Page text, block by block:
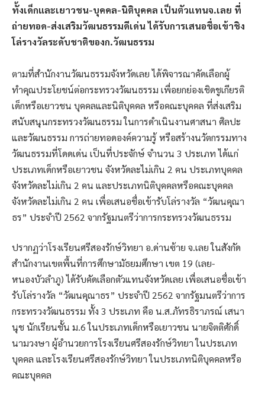
ทั้งเด็กและเยาวชน-บุคคล-นิติบุคคล เป็นตัวแทนจ.เลย ที่
ถ่ายทอด-ส่งเสริมวัฒนธรรมดีเด่น ได้รับการเสนอชื่อเข้าชิง
โล่รางวัลระดับชาติของก.วัฒนธรรม
ตามที่สำนักงานวัฒนธรรมจังหวัดเลย ได้พิจารณาคัดเลือกผู้
ทำคุณประโยชน์ต่อกระทรวงวัฒนธรรม เพื่อยกย่องเชิดชูเกียรติ
เด็กหรือเยาวชน บุคคลและนิติบุคคล หรือคณะบุคคล ที่ส่งเสริม
สนับสนุนกระทรวงวัฒนธรรม ในการดำเนินงานศาสนา ศิลปะ
และวัฒนธรรม การถ่ายทอดองค์ความรู้ หรือสร้างนวัตกรรมทาง
วัฒนธรรมที่โดดเด่น เป็นที่ประจักษ์ จำนวน 3 ประเภท ได้แก่
ประเภทเด็กหรือเยาวชน จังหวัดละไม่เกิน 2 คน ประเภทบุคคล
จังหวัดละไม่เกิน 2 คน และประเภทนิติบุคคลหรือคณะบุคคล
จังหวัดละไม่เกิน 2 คน เพื่อเสนอชื่อเข้ารับโล่รางวัล “วัฒนคุณา
ธร” ประจำปี 2562 จากรัฐมนตรีว่าการกระทรวงวัฒนธรรม
ปรากฏว่าโรงเรียนศรีสองรักษ์วิทยา อ.ด่านซ้าย จ.เลย ในสังกัด
สำนักงานเขตพื้นที่การศึกษามัธยมศึกษา เขต 19 (เลย-
หนองบัวลำภู) ได้รับคัดเลือกตัวแทนจังหวัดเลย เพื่อเสนอชื่อเข้า
รับโล่รางวัล “วัฒนคุณาธร” ประจำปี 2562 จากรัฐมนตรีว่าการ
กระทรวงวัฒนธรรม ทั้ง 3 ประเภท คือ น.ส.ภัทรธิราภรณ์ เสนา
นุช นักเรียนชั้น ม.6 ในประเภทเด็กหรือเยาวชน นายจิตติศักดิ์
นามวงษา ผู้อำนวยการโรงเรียนศรีสองรักษ์วิทยา ในประเภท
บุคคล และโรงเรียนศรีสองรักษ์วิทยา ในประเภทนิติบุคคลหรือ
คณะบุคคล